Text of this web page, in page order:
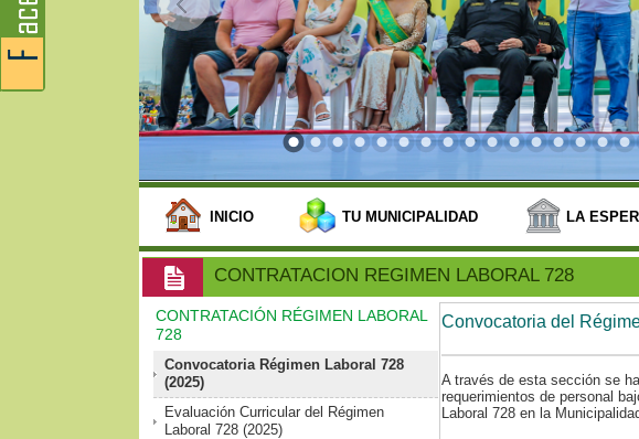
INICIO TU MUNICIPALIDAD LA
CONTRATACION REGIMEN LABORAL 728
CONTRATACIÓN RÉGIMEN LABORAL
728
Convocatoria Régimen Laboral 728
(2025)
Evaluación Curricular del Régimen
Laboral 728 (2025)
Convocatoria del
A través de esta sección se
requerimientos de personal
Laboral 728 en la